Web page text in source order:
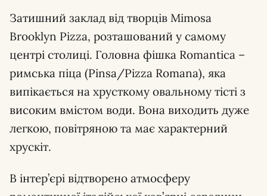
Затишний заклад від творців Mimosa
Brooklyn Pizza, розташований у самому
центрі столиці. Головна фішка Romantica –
римська піца (Pinsa/Pizza Romana), яка
випікається на хрусткому овальному тісті з
високим вмістом води. Вона виходить дуже
легкою, повітряною та має характерний
хрускіт.
В інтер’єрі відтворено атмосферу